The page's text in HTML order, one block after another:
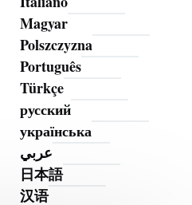
Magyar
Polszczyzna
Português
Türkçe
русский
українська
عربي
日本語
汉语